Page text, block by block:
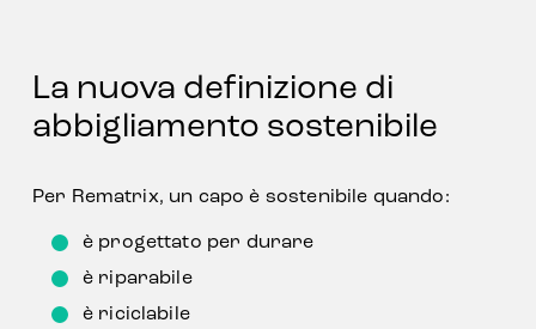
La nuova definizione di
abbigliamento sostenibile
Per Rematrix, un capo è sostenibile quando:
è progettato per durare
è riparabile
è riciclabile